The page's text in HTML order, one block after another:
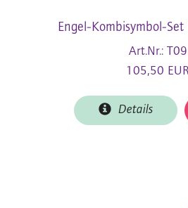
Engel-Kombisymbol-Set
Art.Nr.: T09
105,50 EUR
Details